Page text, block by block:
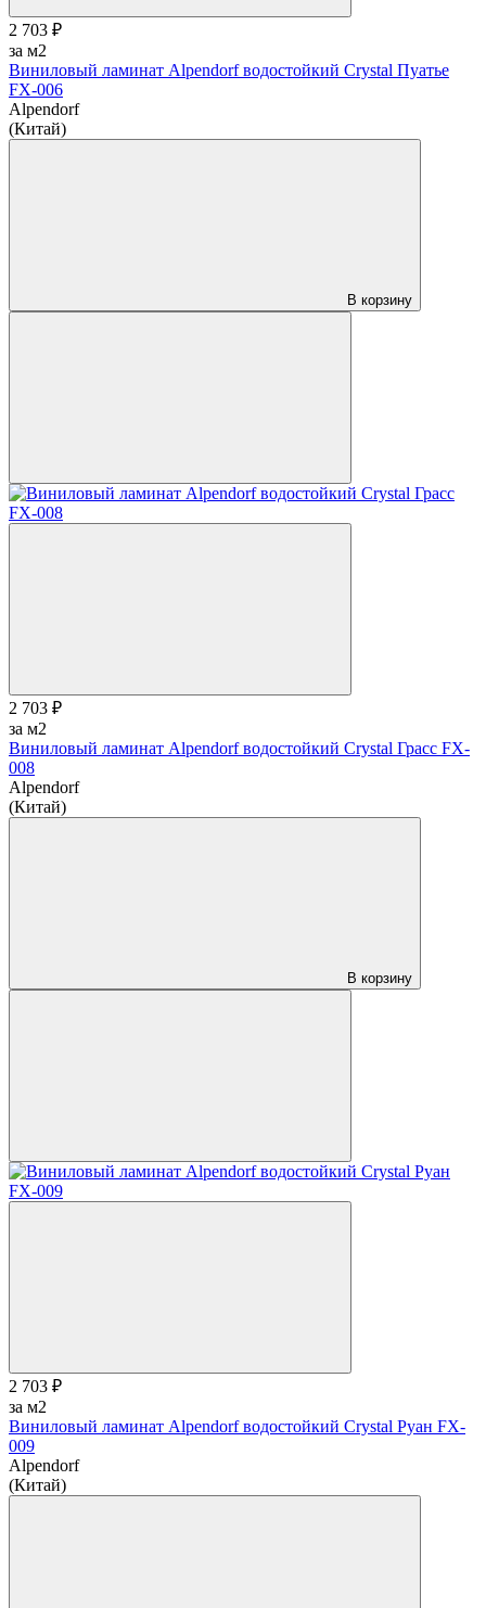
2 703 ₽
за м2
Виниловый ламинат Alpendorf водостойкий Crystal Пуатье
FX-006
Alpendorf
(Китай)
В корзину
2 703 ₽
за м2
Виниловый ламинат Alpendorf водостойкий Crystal Грасс FX-
008
Alpendorf
(Китай)
В корзину
2 703 ₽
за м2
Виниловый ламинат Alpendorf водостойкий Crystal Руан FX-
009
Alpendorf
(Китай)